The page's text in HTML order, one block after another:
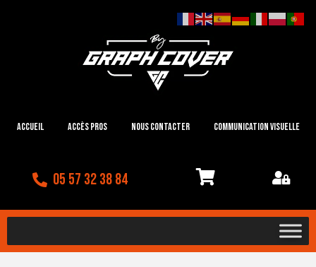
Accueil Accès Pros Nous contacter Communication visuelle
05 57 32 38 84